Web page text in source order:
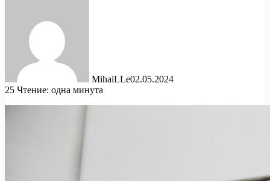
MihaiLLe02.05.2024
25 Чтение: одна минута